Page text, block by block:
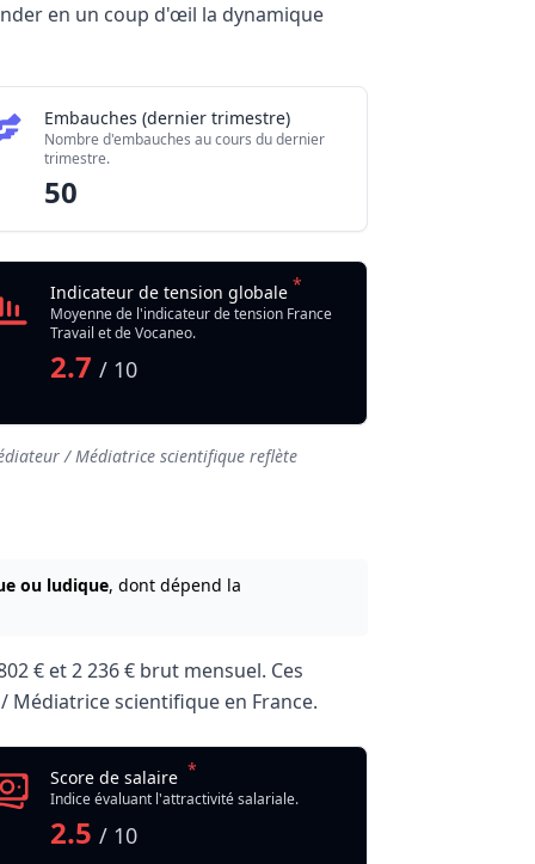
en un coup d'œil la dynamique
Embauches (dernier trimestre)
Nombre d'embauches au cours du dernier
trimestre.
50
Indicateur de tension globale *
Moyenne de l'indicateur de tension France
Travail et de Vocaneo.
2.7/ 10
/ Médiatrice scientifique reflète
ou ludique, dont dépend la
€ et2 236 € brut mensuel. Ces
scientifique en France.
Score de salaire *
Indice évaluant l'attractivité salariale.
2.5/ 10